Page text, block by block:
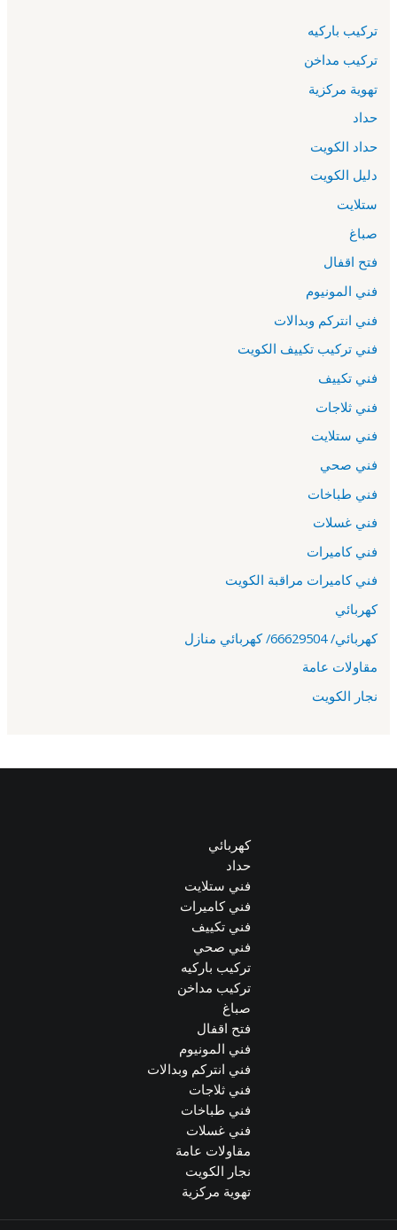
تركيب باركيه
تركيب مداخن
تهوية مركزية
حداد
حداد الكويت
دليل الكويت
ستلايت
صباغ
فتح اقفال
فني المونيوم
فني انتركم وبدالات
فني تركيب تكييف الكويت
فني تكييف
فني ثلاجات
فني ستلايت
فني صحي
فني طباخات
فني غسلات
فني كاميرات
فني كاميرات مراقبة الكويت
كهربائي
كهربائي/ 66629504/ كهربائي منازل
مقاولات عامة
نجار الكويت
كهربائي
حداد
فني ستلايت
فني كاميرات
فني تكييف
فني صحي
تركيب باركيه
تركيب مداخن
صباغ
فتح اقفال
فني المونيوم
فني انتركم وبدالات
فني ثلاجات
فني طباخات
فني غسلات
مقاولات عامة
نجار الكويت
تهوية مركزية